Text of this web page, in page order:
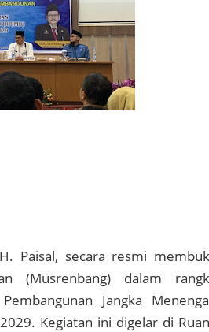
Paisal, secara resmi
(Musrenbang) dalam
Jangka
Kegiatan ini digelar di